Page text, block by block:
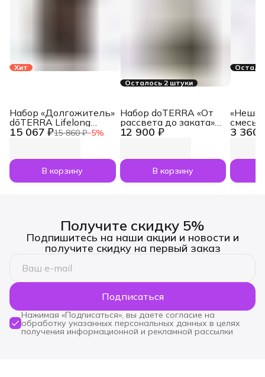
Хит
15 067 ₽15 860 ₽−5%
Набор «Долгожитель»
dōTERRA Lifelong
Vitality Pack, 3x120
В корзину
Осталось 2 штуки
12 900 ₽
Набор doTERRA «От
рассвета до заката»
увлажнитель воздуха
по 5 мл
В корзину
3 360
смесь
Получите скидку 5%
Подпишитесь на наши акции и новости и
получите скидку на первый заказ
Подписаться
Нажимая «Подписаться», вы даете согласие на
обработку указанных персональных данных в целях
получения информационной и рекламной рассылки